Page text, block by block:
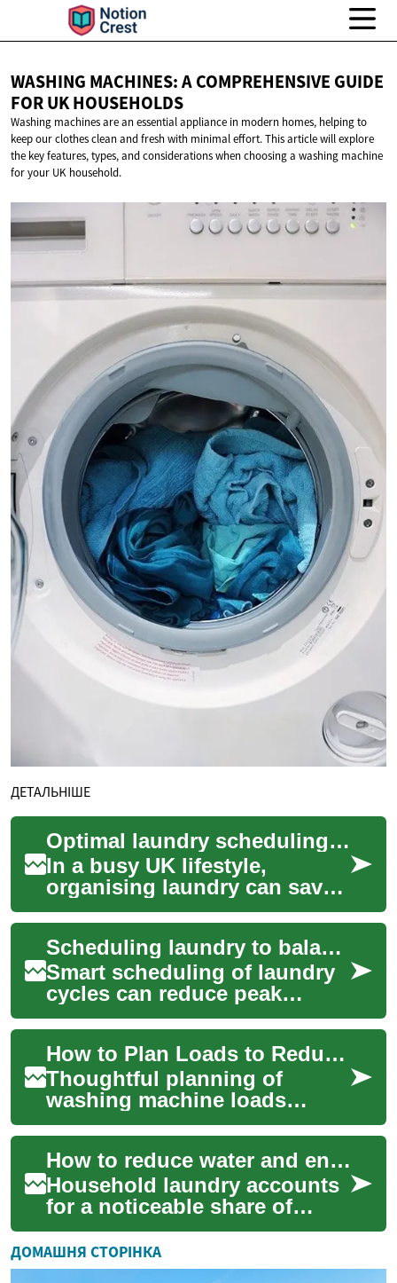
WASHING MACHINES: A COMPREHENSIVE GUIDE
FORUK HOUSEHOLDS
Washing machines are an essential appliance in modern homes, helping to
keep our clothes clean and fresh with minimal effort. This article will explore
the key features, types, and considerations when choosing a washing machine
for your UK household.
ДЕТАЛЬНІШЕ
Optimal laundry scheduling for a busy lifestyle
In a busy UK lifestyle,
organising laundry can save
time, reduce energy and
water use, and extend the life
of clothin...
Scheduling laundry to balance household electricity demand
Smart scheduling of laundry
cycles can reduce peak
electricity demand, lower
household energy and water
use, and exte...
How to Plan Loads to Reduce Water and Energy Costs
Thoughtful planning of
washing machine loads
reduces water and energy
use, improves washing
efficiency, and extends a...
How to reduce water and energy use during washing
Household laundry accounts
for a noticeable share of
water and electricity
consumption. Simple
adjustments to cycles,...
ДОМАШНЯ СТОРІНКА